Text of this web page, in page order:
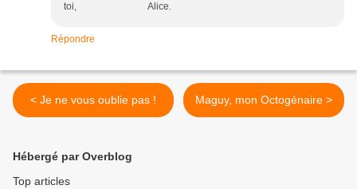
toi, Alice.
Répondre
< Je ne vous oublie pas ! Maguy, mon Octogénaire >
Hébergé par Overblog
Top articles